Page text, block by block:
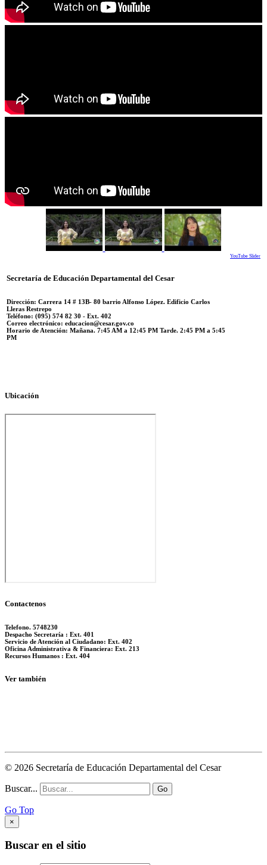
YouTube Slider
Secretaría de Educación Departamental del Cesar
Dirección: Carrera 14 # 13B- 80 barrio Alfonso López. Edificio Carlos
Lleras Restrepo
Teléfono: (095) 574 82 30 - Ext. 402
Correo electrónico: educacion@cesar.gov.co
Horario de Atención: Mañana. 7:45 AM a 12:45 PM Tarde. 2:45 PM a 5:45
PM
Ubicación
Contactenos
Telefono. 5748230
Despacho Secretaría : Ext. 401
Servicio de Atención al Ciudadano: Ext. 402
Oficina Administrativa & Financiera: Ext. 213
Recursos Humanos : Ext. 404
Ver también
© 2026 Secretaría de Educación Departamental del Cesar
Buscar... Go
Go Top
×
Buscar en el sitio